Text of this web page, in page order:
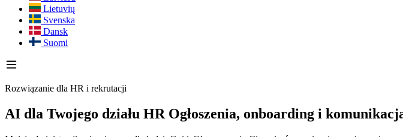
Lietuvių
Svenska
Dansk
Suomi
Rozwiązanie dla HR i rekrutacji
AI dla Twojego działu HR Ogłoszenia, onboarding i